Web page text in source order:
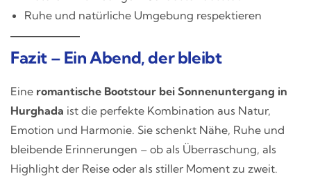
Ruhe und natürliche Umgebung respektieren
Fazit – Ein Abend, der bleibt
Eine romantische Bootstour bei Sonnenuntergang in
Hurghada ist die perfekte Kombination aus Natur,
Emotion und Harmonie. Sie schenkt Nähe, Ruhe und
bleibende Erinnerungen – ob als Überraschung, als
Highlight der Reise oder als stiller Moment zu zweit.